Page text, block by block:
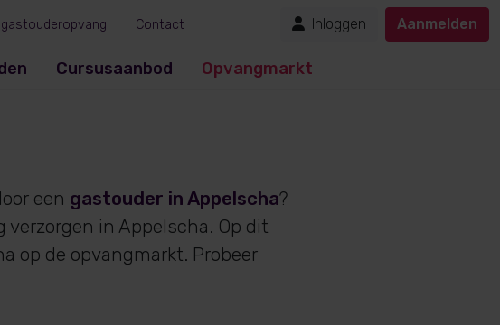
Cursusaanbod Opvangmarkt
Contact Inloggen Aanmelden
een gastouder in Appelscha?
in Appelscha. Op dit
op de opvangmarkt. Probeer